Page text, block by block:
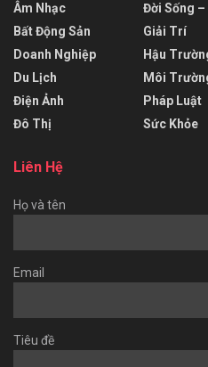
Âm Nhạc
Bất Động Sản
Doanh Nghiệp
Du Lịch
Điện Ảnh
Đô Thị
Đời Sống –
Giải Trí
Hậu
Môi
Pháp Luật
Sức Khỏe
Liên Hệ
Họ và tên
Email
Tiêu đề